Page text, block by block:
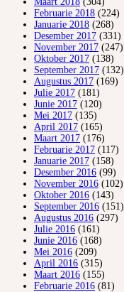
Februarie 2018 (224)
Januarie 2018 (268)
Desember 2017 (331)
November 2017 (247)
Oktober 2017 (138)
September 2017 (132)
Augustus 2017 (169)
Julie 2017 (181)
Junie 2017 (120)
Mei 2017 (135)
April 2017 (165)
Maart 2017 (176)
Februarie 2017 (117)
Januarie 2017 (158)
Desember 2016 (99)
November 2016 (102)
Oktober 2016 (143)
September 2016 (151)
Augustus 2016 (297)
Julie 2016 (161)
Junie 2016 (168)
Mei 2016 (209)
April 2016 (315)
Maart 2016 (155)
Februarie 2016 (81)